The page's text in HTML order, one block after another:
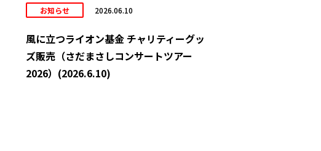
お知らせ 2026.06.10
風に立つライオン基金 チャリティーグッ
ズ販売（さだまさしコンサートツアー
2026）(2026.6.10)